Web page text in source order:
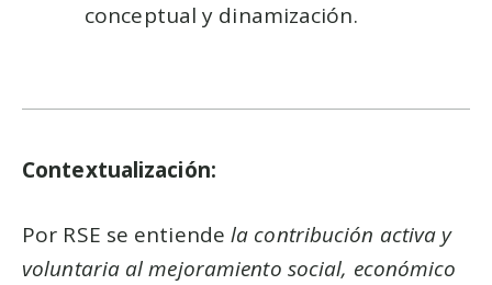
conceptual y dinamización.
Contextualización:
Por RSE se entiende la contribución activa y
voluntaria al mejoramiento social, económico